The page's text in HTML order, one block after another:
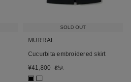
SOLD OUT
MURRAL
Cucurbita embroidered skirt
¥41,800 税込
■